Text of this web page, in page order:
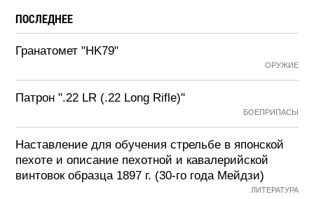
ПОСЛЕДНЕЕ
Гранатомет "HK79"
ОРУЖИЕ
Патрон ".22 LR (.22 Long Rifle)"
БОЕПРИПАСЫ
Наставление для обучения стрельбе в японской
пехоте и описание пехотной и кавалерийской
винтовок образца 1897 г. (30-го года Мейдзи)
ЛИТЕРАТУРА